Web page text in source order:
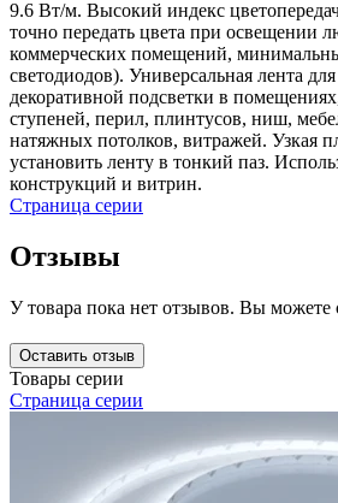
9.6 Вт/м. Высокий индекс
точно передать цвета при освещении
коммерческих помещений,
светодиодов). Универсальная лента
декоративной подсветки в
ступеней, перил, плинтусов, ниш,
натяжных потолков, витражей. Узкая
установить ленту в тонкий паз.
конструкций и витрин.
Страница серии
Отзывы
У товара пока нет отзывов. Вы можете
Оставить отзыв
Товары серии
Страница серии